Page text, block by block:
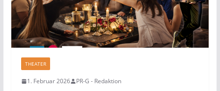
THEATER
1. Februar 2026 PR-G - Redaktion